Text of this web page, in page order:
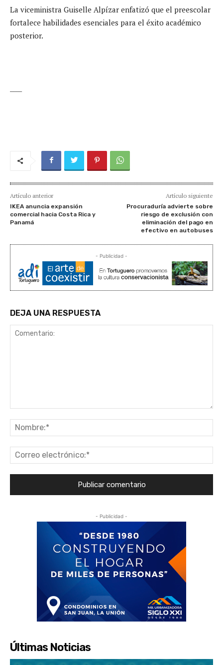
La viceministra Guiselle Alpízar enfatizó que el preescolar
fortalece habilidades esenciales para el éxito académico
posterior.
Artículo anterior
IKEA anuncia expansión
comercial hacia Costa Rica y
Panamá
Artículo siguiente
Procuraduría advierte sobre
riesgo de exclusión con
eliminación del pago en
efectivo en autobuses
- Publicidad -
DEJA UNA RESPUESTA
- Publicidad -
Últimas Noticias